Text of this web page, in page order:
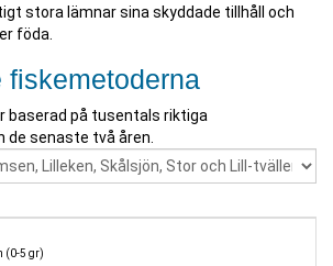
stora lämnar sina skyddade tillhåll och
föda.
fiskemetoderna
baserad på tusentals riktiga
senaste två åren.
(0-5 gr)